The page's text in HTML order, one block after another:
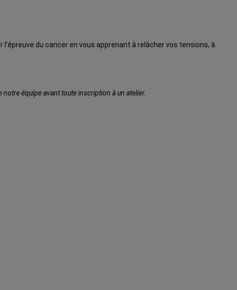
du cancer en vous apprenant à relâcher vos tensions, à
équipe avant toute inscription à un atelier.